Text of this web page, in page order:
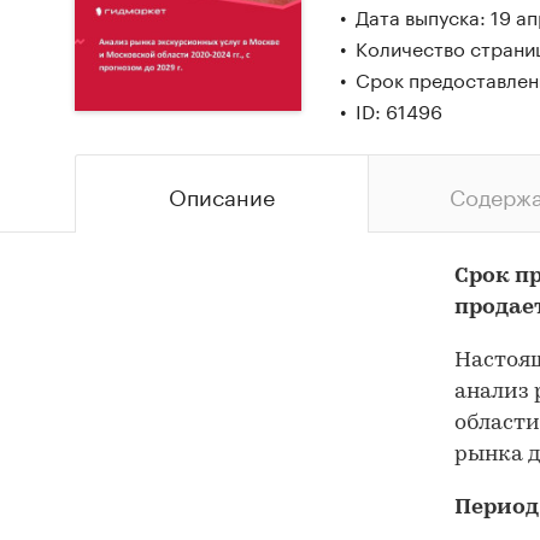
Дата выпуска: 19
Количество
Срок
ID: 61496
Описание
Срок
анализ
рынка